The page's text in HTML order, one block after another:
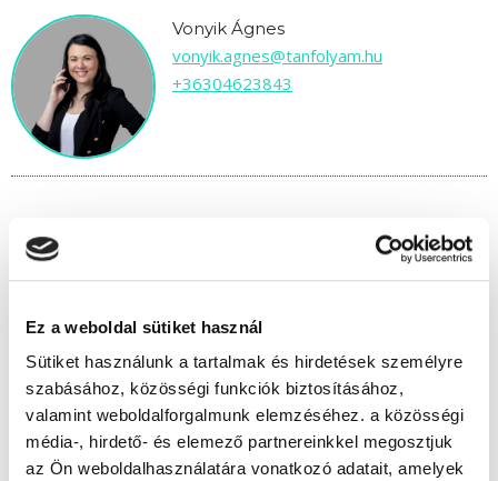
Ez a weboldal sütiket használ
Sütiket használunk a tartalmak és hirdetések személyre
szabásához, közösségi funkciók biztosításához,
valamint weboldalforgalmunk elemzéséhez. a közösségi
média-, hirdető- és elemező partnereinkkel megosztjuk
az Ön weboldalhasználatára vonatkozó adatait, amelyek
Vonyik Ágnes
vonyik.agnes@tanfolyam.hu
+36304623843
" A " csoport
Indulás időpontja: 2026-09-19
Képzés ára:145 000 Ft
Minden kedvezmény igénybevételével 110.000
Ft-ra csökkenthető!
Vizsgadíj:65 000 Ft
Vizsgadíj várható összege